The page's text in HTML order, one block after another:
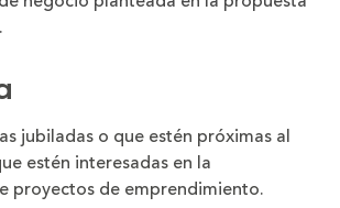
jubiladas o que estén próximas al
estén interesadas en la
proyectos de emprendimiento.